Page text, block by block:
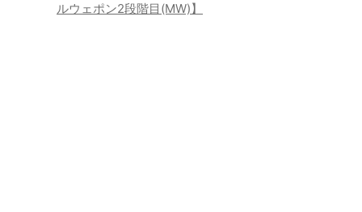
ルウェポン2段階目(MW)】